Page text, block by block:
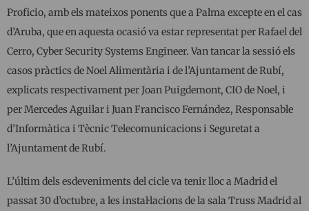
Proficio, amb els mateixos ponents que a Palma excepte en el cas
d’Aruba, que en aquesta ocasió va estar representat per Rafael del
Cerro, Cyber ​​Security Systems Engineer. Van tancar la sessió els
casos pràctics de Noel Alimentària i de l’Ajuntament de Rubí,
explicats respectivament per Joan Puigdemont, CIO de Noel, i
per Mercedes Aguilar i Juan Francisco Fernández, Responsable
d’Informàtica i Tècnic Telecomunicacions i Seguretat a
l’Ajuntament de Rubí.
L’últim dels esdeveniments del cicle va tenir lloc a Madrid el
passat 30 d’octubre, a les instal·lacions de la sala Truss Madrid al